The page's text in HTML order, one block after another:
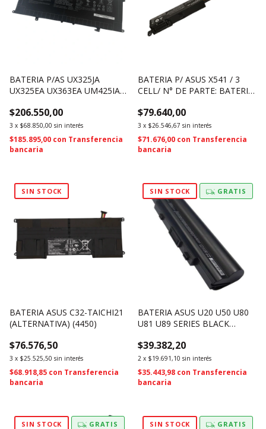
BATERIA P/AS UX325JA
UX325EA UX363EA UM425IA
C41N1904 (4722)
$206.550,00
3 x $68.850,00 sin interés
$185.895,00 con Transferencia
bancaria
BATERIA P/ ASUS X541 / 3
CELL/ N° DE PARTE: BATERIA
PARTE: A31N1601
(ALTERNATIVA) (4360)
$79.640,00
3 x $26.546,67 sin interés
$71.676,00 con Transferencia
bancaria
SIN STOCK
BATERIA ASUS C32-TAICHI21
(ALTERNATIVA) (4450)
$76.576,50
3 x $25.525,50 sin interés
$68.918,85 con Transferencia
bancaria
SIN STOCK GRATIS
BATERIA ASUS U20 U50 U80
U81 U89 SERIES BLACK
(2291)
$39.382,20
2 x $19.691,10 sin interés
$35.443,98 con Transferencia
bancaria
SIN STOCK GRATIS SIN STOCK GRATIS